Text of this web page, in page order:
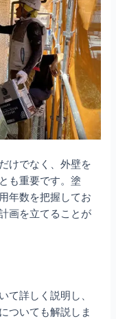
けでなく、外壁を
も重要です。塗
年数を把握してお
画を立てることが
て詳しく説明し、
ついても解説しま